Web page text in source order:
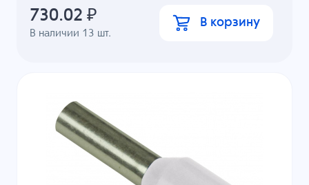
В наличии 13 шт.
730.02 ₽ В корзину